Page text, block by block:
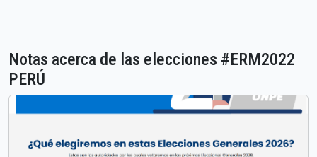
Notas acerca de las elecciones #ERM2022
PERÚ